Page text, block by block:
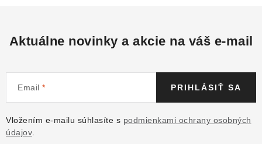
v
s
u
Aktuálne novinky a akcie na váš e-mail
Email
Vložením e-mailu súhlasíte s podmienkami ochrany osobných
údajov
PRIHLÁSIŤ SA